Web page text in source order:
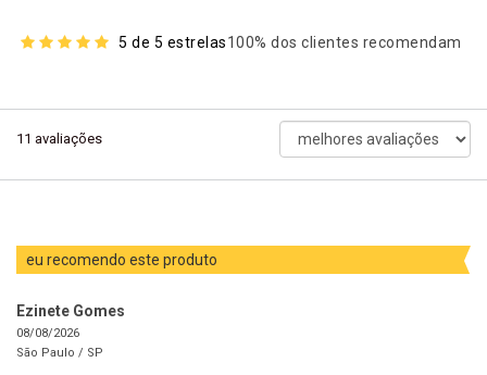
5 de 5 estrelas100% dos clientes recomendam
11 avaliações
ordenar
avaliações
eu recomendo este produto
Ezinete Gomes
08/08/2026
São Paulo / SP